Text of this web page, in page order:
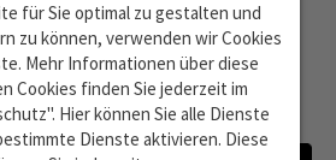
Sachsen
Architekten
Sachsen
für Sie optimal zu gestalten und
zu können, verwenden wir Cookies
Mehr Informationen über diese
Cookies finden Sie jederzeit im
Hier können Sie alle Dienste
Dienste aktivieren. Diese